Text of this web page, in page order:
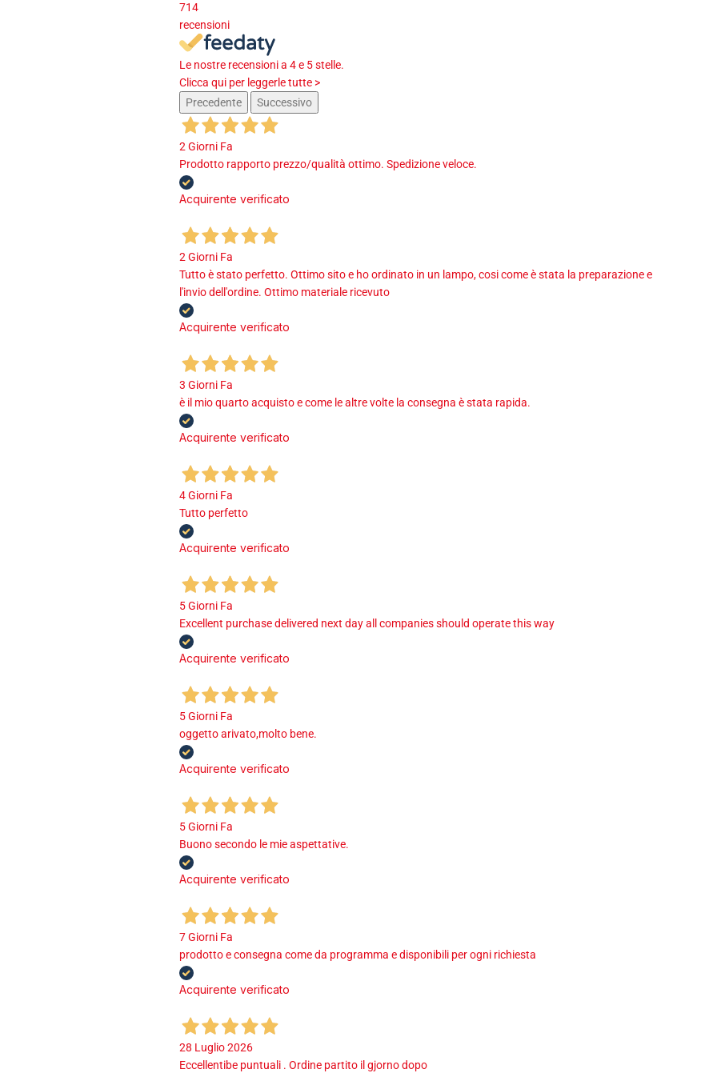
714
recensioni
Le nostre recensioni a 4 e 5 stelle.
Clicca qui per leggerle tutte >
Precedente
Successivo
2 Giorni Fa
Prodotto rapporto prezzo/qualità ottimo. Spedizione veloce.
Acquirente verificato
2 Giorni Fa
Tutto è stato perfetto. Ottimo sito e ho ordinato in un lampo, cosi come è stata la preparazione e
l'invio dell'ordine. Ottimo materiale ricevuto
Acquirente verificato
3 Giorni Fa
è il mio quarto acquisto e come le altre volte la consegna è stata rapida.
Acquirente verificato
4 Giorni Fa
Tutto perfetto
Acquirente verificato
5 Giorni Fa
Excellent purchase delivered next day all companies should operate this way
Acquirente verificato
5 Giorni Fa
oggetto arivato,molto bene.
Acquirente verificato
5 Giorni Fa
Buono secondo le mie aspettative.
Acquirente verificato
7 Giorni Fa
prodotto e consegna come da programma e disponibili per ogni richiesta
Acquirente verificato
28 Luglio 2026
Eccellentibe puntuali . Ordine partito il gjorno dopo